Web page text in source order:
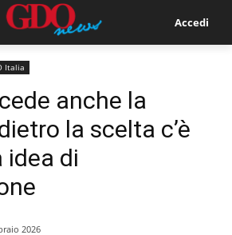
Accedi
Italia
anche la
la scelta c’è
idea di
2026